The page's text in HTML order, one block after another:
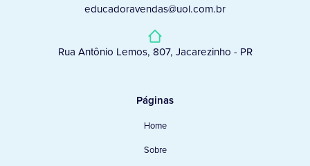
educadoravendas@uol.com.br
Rua Antônio Lemos, 807, Jacarezinho - PR
Páginas
Home
Sobre